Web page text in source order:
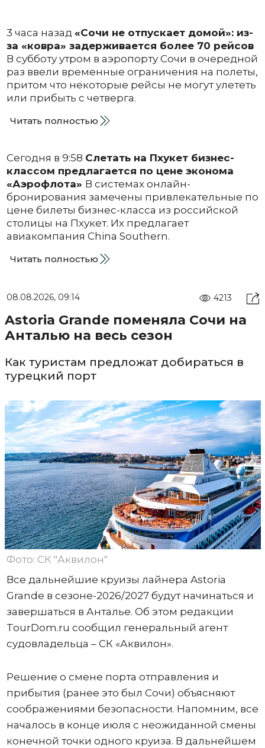
3 часа назад «Сочи не отпускает домой»: из-
за «ковра» задерживается более 70 рейсов
В субботу утром в аэропорту Сочи в очередной
раз ввели временные ограничения на полеты,
притом что некоторые рейсы не могут улететь
или прибыть с четверга.
Читать полностью
Сегодня в 9:58 Слетать на Пхукет бизнес-
классом предлагается по цене эконома
«Аэрофлота» В системах онлайн-
бронирования замечены привлекательные по
цене билеты бизнес-класса из российской
столицы на Пхукет. Их предлагает
авиакомпания China Southern.
Читать полностью
08.08.2026, 09:14 4213
Astoria Grande поменяла Сочи на
Анталью на весь сезон
Как туристам предложат добираться в
турецкий порт
Фото: СК "Аквилон"
Все дальнейшие круизы лайнера Astoria
Grande в сезоне-2026/2027 будут начинаться и
завершаться в Анталье. Об этом редакции
TourDom.ru сообщил генеральный агент
судовладельца – СК «Аквилон».
Решение о смене порта отправления и
прибытия (ранее это был Сочи) объясняют
соображениями безопасности. Напомним, все
началось в конце июля с неожиданной смены
конечной точки одного круиза. В дальнейшем